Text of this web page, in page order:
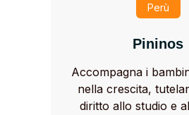
Perù
Pininos
Accompagna i
nella crescita,
diritto allo studio e